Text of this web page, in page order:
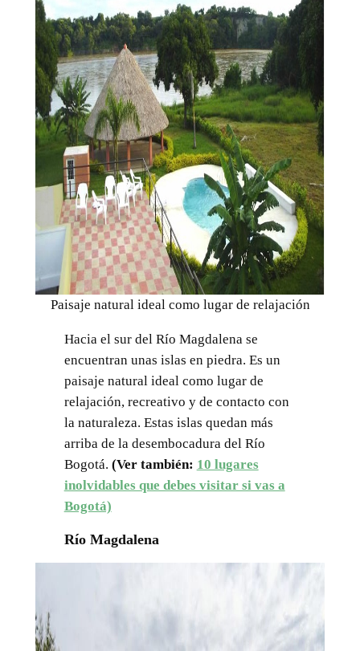
Paisaje natural ideal como lugar de relajación
Hacia el sur del Río Magdalena se
encuentran unas islas en piedra. Es un
paisaje natural ideal como lugar de
relajación, recreativo y de contacto con
la naturaleza. Estas islas quedan más
arriba de la desembocadura del Río
Bogotá. (Ver también: 10 lugares
inolvidables que debes visitar si vas a
Bogotá)
Río Magdalena